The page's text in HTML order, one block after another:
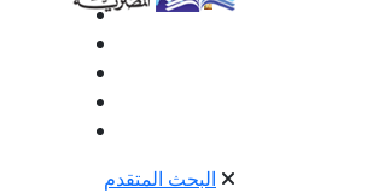
البحث المتقدم